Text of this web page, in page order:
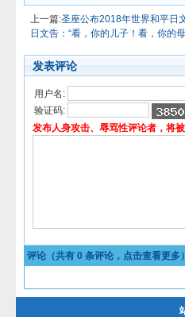
上一篇:圣座公布2018年世界和平日
日文告：“看，你的儿子！看，你的
发表评论
用户名:
验证码:
发布人身攻击、辱骂性评论者，将
评论（共有 0 条评论，点击查看更多）